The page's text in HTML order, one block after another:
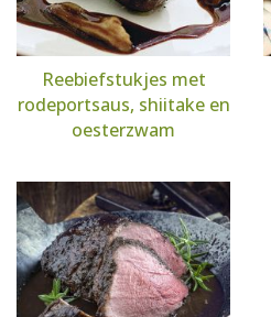
Reebiefstukjes met
rodeportsaus, shiitake en
oesterzwam